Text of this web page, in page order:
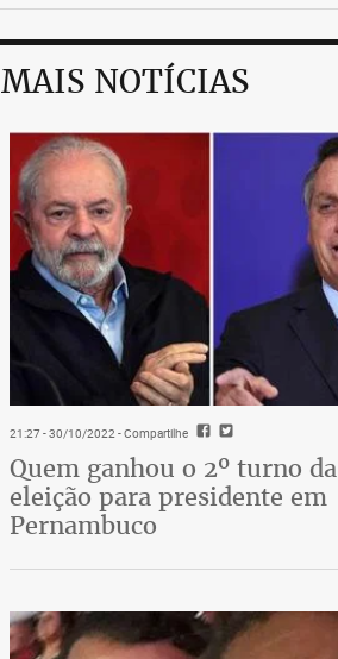
MAIS NOTÍCIAS
21:27 - 30/10/2022- Compartilhe
Quem ganhou o 2º turno da
eleição para presidente em
Pernambuco